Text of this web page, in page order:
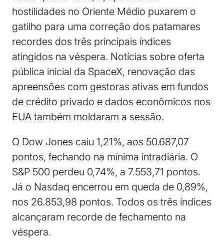
hostilidades no Oriente Médio puxarem o
gatilho para uma correção dos patamares
recordes dos três principais índices
atingidos na véspera. Notícias sobre oferta
pública inicial da SpaceX, renovação das
apreensões com gestoras ativas em fundos
de crédito privado e dados econômicos nos
EUA também moldaram a sessão.
O Dow Jones caiu 1,21%, aos 50.687,07
pontos, fechando na mínima intradiária. O
S&P 500 perdeu 0,74%, a 7.553,71 pontos.
Já o Nasdaq encerrou em queda de 0,89%,
nos 26.853,98 pontos. Todos os três índices
alcançaram recorde de fechamento na
véspera.